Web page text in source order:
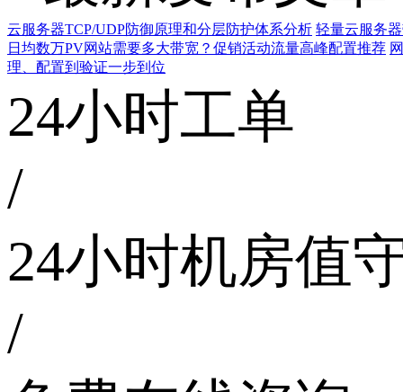
云服务器TCP/UDP防御原理和分层防护体系分析 轻量云服务
日均数万PV网站需要多大带宽？促销活动流量高峰配置推荐
理、配置到验证一步到位
24小时工单
/
24小时机房值
/